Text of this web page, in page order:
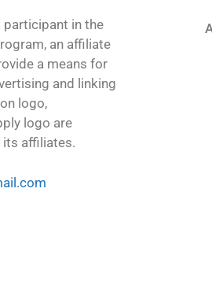
participant in the
an affiliate
a means for
and linking
logo,
logo are
its affiliates.